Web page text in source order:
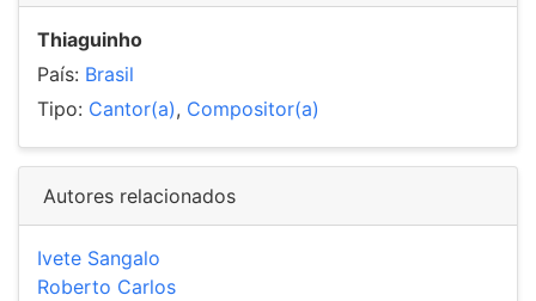
Thiaguinho
País: Brasil
Tipo: Cantor(a), Compositor(a)
Autores relacionados
Ivete Sangalo
Roberto Carlos